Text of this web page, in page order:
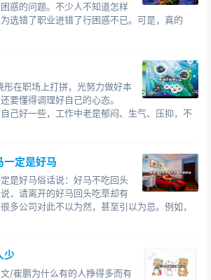
惑的问题。不少人不知道怎样
选错了职业进错了行困惑不已。可是，真的
在职场上打拼，光努力做好本
要懂得调理好自己的心态。
己好一些，工作中老是郁闷、生气、压抑，不
一定是好马
是好马俗话说：好马不吃回头
，请离开的好马回头吃草却有
多公司对此不以为然，甚至引以为忌。例如，
少
/崔鹏为什么有的人挣得多而有